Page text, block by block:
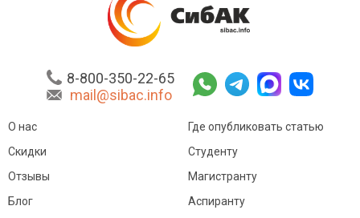
8-800-350-22-65
mail@sibac.info
О нас
Скидки
Отзывы
Блог
Где опубликовать статью
Студенту
Магистранту
Аспиранту